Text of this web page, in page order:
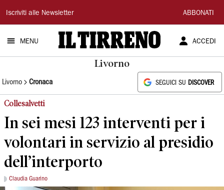
Il
Tirreno
Iscriviti alle Newsletter ABBONATI
MENU ACCEDI
Livorno
Livorno Cronaca SEGUICI SU DISCOVER
Collesalvetti
In sei mesi 123 interventi per i
volontari in servizio al presidio
dell’interporto
Claudia Guarino